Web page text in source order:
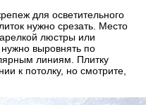
для осветительного
нужно срезать. Место
люстры или
выровнять по
линиям. Плитку
к потолку, но смотрите,